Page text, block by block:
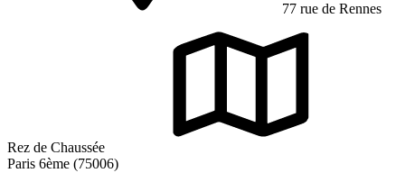
77 rue de Rennes
Rez de Chaussée
Paris 6ème (75006)